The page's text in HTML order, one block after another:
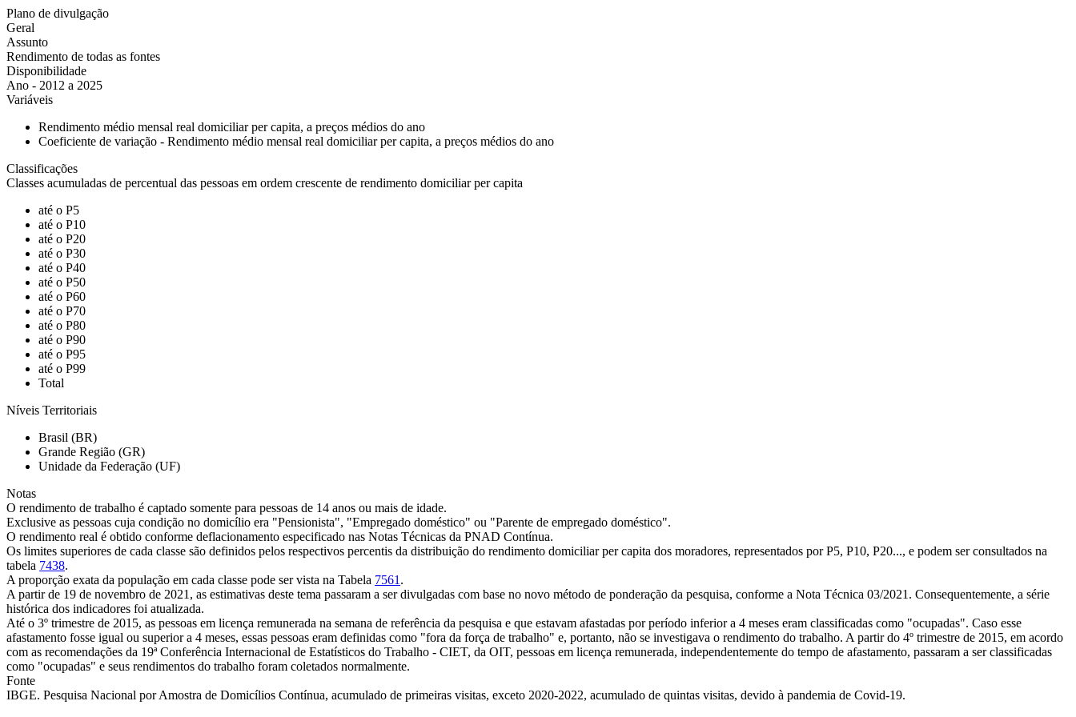
Plano de divulgação
Geral
Assunto
Rendimento de todas as fontes
Disponibilidade
Ano - 2012 a 2025
Variáveis
Rendimento médio mensal real domiciliar per capita, a preços médios do ano
Coeficiente de variação - Rendimento médio mensal real domiciliar per capita, a preços médios do ano
Classificações
Classes acumuladas de percentual das pessoas em ordem crescente de rendimento domiciliar per capita
até o P5
até o P10
até o P20
até o P30
até o P40
até o P50
até o P60
até o P70
até o P80
até o P90
até o P95
até o P99
Total
Níveis Territoriais
Brasil (BR)
Grande Região (GR)
Unidade da Federação (UF)
Notas
O rendimento de trabalho é captado somente para pessoas de 14 anos ou mais de idade.
Exclusive as pessoas cuja condição no domicílio era "Pensionista", "Empregado doméstico" ou "Parente de empregado doméstico".
O rendimento real é obtido conforme deflacionamento especificado nas Notas Técnicas da PNAD Contínua.
Os limites superiores de cada classe são definidos pelos respectivos percentis da distribuição do rendimento domiciliar per capita dos moradores, representados por P5, P10, P20..., e podem ser consultados na
tabela 7438.
A proporção exata da população em cada classe pode ser vista na Tabela 7561 .
A partir de 19 de novembro de 2021, as estimativas deste tema passaram a ser divulgadas com base no novo método de ponderação da pesquisa, conforme a Nota Técnica 03/2021. Consequentemente, a série
histórica dos indicadores foi atualizada.
Até o 3º trimestre de 2015, as pessoas em licença remunerada na semana de referência da pesquisa e que estavam afastadas por período inferior a 4 meses eram classificadas como "ocupadas". Caso esse
afastamento fosse igual ou superior a 4 meses, essas pessoas eram definidas como "fora da força de trabalho" e, portanto, não se investigava o rendimento do trabalho. A partir do 4º trimestre de 2015, em acordo
com as recomendações da 19ª Conferência Internacional de Estatísticos do Trabalho - CIET, da OIT, pessoas em licença remunerada, independentemente do tempo de afastamento, passaram a ser classificadas
como "ocupadas" e seus rendimentos do trabalho foram coletados normalmente.
Fonte
IBGE. Pesquisa Nacional por Amostra de Domicílios Contínua, acumulado de primeiras visitas, exceto 2020-2022, acumulado de quintas visitas, devido à pandemia de Covid-19.